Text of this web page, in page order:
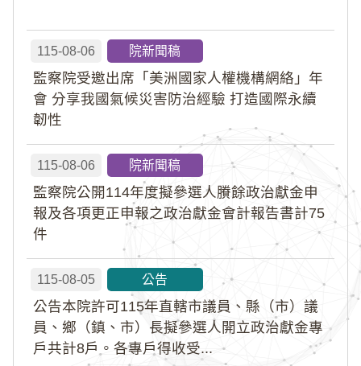
115-08-06 院新聞稿
監察院受邀出席「美洲國家人權機構網絡」年
會 分享我國氣候災害防治經驗 打造國際永續
韌性
115-08-06 院新聞稿
監察院公開114年度擬參選人賸餘政治獻金申
報及各項更正申報之政治獻金會計報告書計75
件
115-08-05 公告
公告本院許可115年直轄市議員、縣（市）議
員、鄉（鎮、市）長擬參選人開立政治獻金專
戶共計8戶。各專戶得收受...